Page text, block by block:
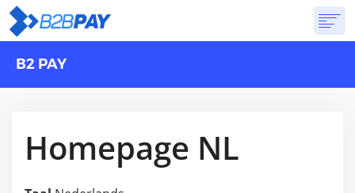
OVER ONSDIENSTEN
B2 PAY
Homepage NL